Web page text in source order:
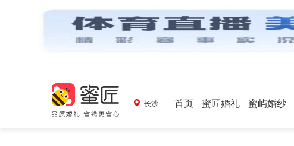
长沙 首页 蜜匠婚礼 蜜屿婚纱